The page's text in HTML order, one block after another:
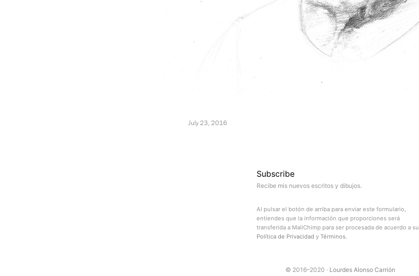
July 23, 2016
Subscribe
Recibe mis nuevos escritos y dibujos.
Al pulsar el botón de arriba para enviar este formulario,
entiendes que la información que proporciones será
transferida a MailChimp para ser procesada de acuerdo a su
Política de Privacidad y Términos.
© 2016–2020 · Lourdes Alonso Carrión